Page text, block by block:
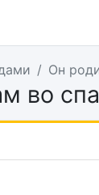
Он
во